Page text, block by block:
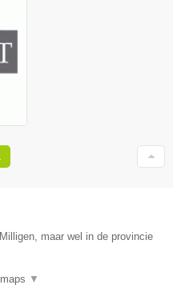
maar wel in de provincie
▼